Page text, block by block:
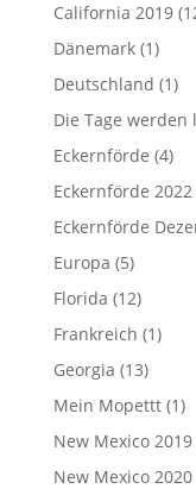
California 2019
Dänemark(1)
Deutschland (1)
Die Tage werden
Eckernförde (4)
Eckernförde 2022
Eckernförde
Europa (5)
Florida (12)
Frankreich (1)
Georgia (13)
Mein Mopettt(1)
New Mexico 2019
New Mexico 2020